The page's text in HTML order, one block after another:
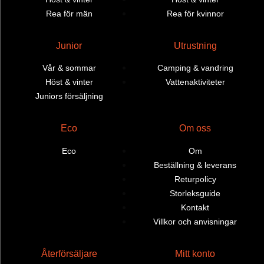
Rea för män
Rea för kvinnor
Junior
Vår & sommar
Höst & vinter
Juniors försäljning
Utrustning
Camping & vandring
Vattenaktiviteter
Eco
Eco
Om oss
Om
Beställning & leverans
Returpolicy
Storleksguide
Kontakt
Villkor och anvisningar
Återförsäljare Mitt konto